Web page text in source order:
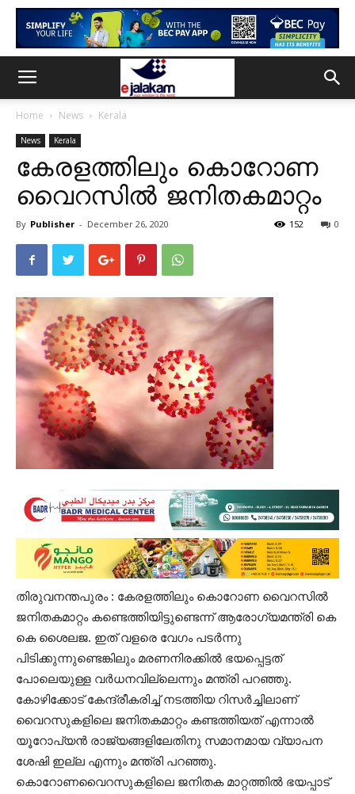
Home News Kerala
News Kerala
കേരളത്തിലും കൊറോണ
വൈറസിൽ ജനിതകമാറ്റം
By Publisher - December 26, 2020 0
152
തിരുവനന്തപുരം : കേരളത്തിലും കൊറോണ വൈറസിൽ
ജനിതകമാറ്റം കണ്ടെത്തിയിട്ടുണ്ടെന്ന് ആരോഗ്യമന്ത്രി കെ
കെ ശൈലജ. ഇത് വളരെ വേഗം പടർന്നു
പിടിക്കുന്നുണ്ടെങ്കിലും മരണനിരക്കിൽ ഭയപ്പെട്ടത്
പോലെയുള്ള വർധനവില്ലെന്നും മന്ത്രി പറഞ്ഞു.
കോഴിക്കോട് കേന്ദ്രീകരിച്ച് നടത്തിയ റിസർച്ചിലാണ്
വൈറസുകളിലെ ജനിതകമാറ്റം കണ്ടത്തിയത് എന്നാൽ
യൂറോപ്യൻ രാജ്യങ്ങളിലേതിനു സമാനമായ വ്യാപന
ശേഷി ഇല്ല എന്നും മന്ത്രി പറഞ്ഞു.
കൊറോണവൈറസുകളിലെ ജനിതക മാറ്റത്തിൽ ഭയപ്പാട്